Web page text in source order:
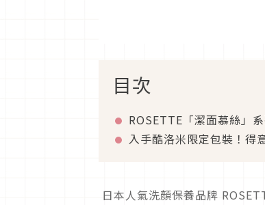
目次
ROSETTE「潔面慕絲」
入手酷洛米限定包裝！
日本人氣洗顏保養品牌